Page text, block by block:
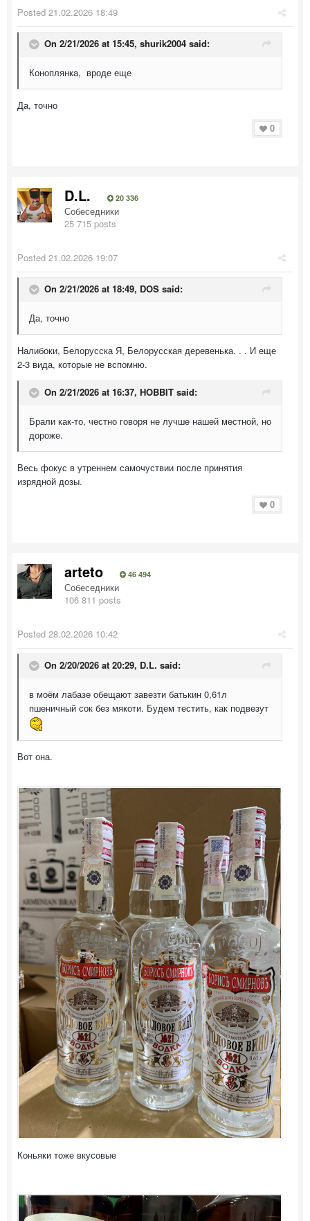
Posted 21.02.2026 18:49
On 2/21/2026 at 15:45, shurik2004 said:
Коноплянка, вроде еще
Да, точно
0
D.L. 20 336
Собеседники
25 715 posts
Posted 21.02.2026 19:07
On 2/21/2026 at 18:49, DOS said:
Да, точно
Налибоки, Белорусска Я, Белорусская деревенька. . . И еще
2-3 вида, которые не вспомню.
On 2/21/2026 at 16:37, HOBBIT said:
Брали как-то, честно говоря не лучше нашей местной, но
дороже.
Весь фокус в утреннем самочуствии после принятия
изрядной дозы.
0
arteto 46 494
Собеседники
106 811 posts
Posted 28.02.2026 10:42
On 2/20/2026 at 20:29, D.L. said:
в моём лабазе обещают завезти батькин 0,61л
пшеничный сок без мякоти. Будем тестить, как подвезут
Вот она.
Коньяки тоже вкусовые